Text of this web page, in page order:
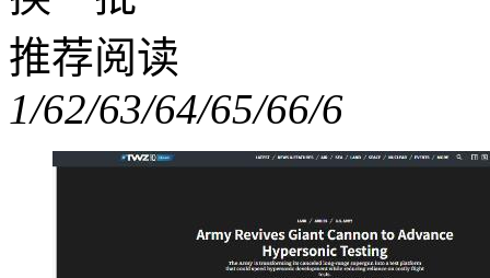
推荐阅读
1/62/63/64/65/66/6